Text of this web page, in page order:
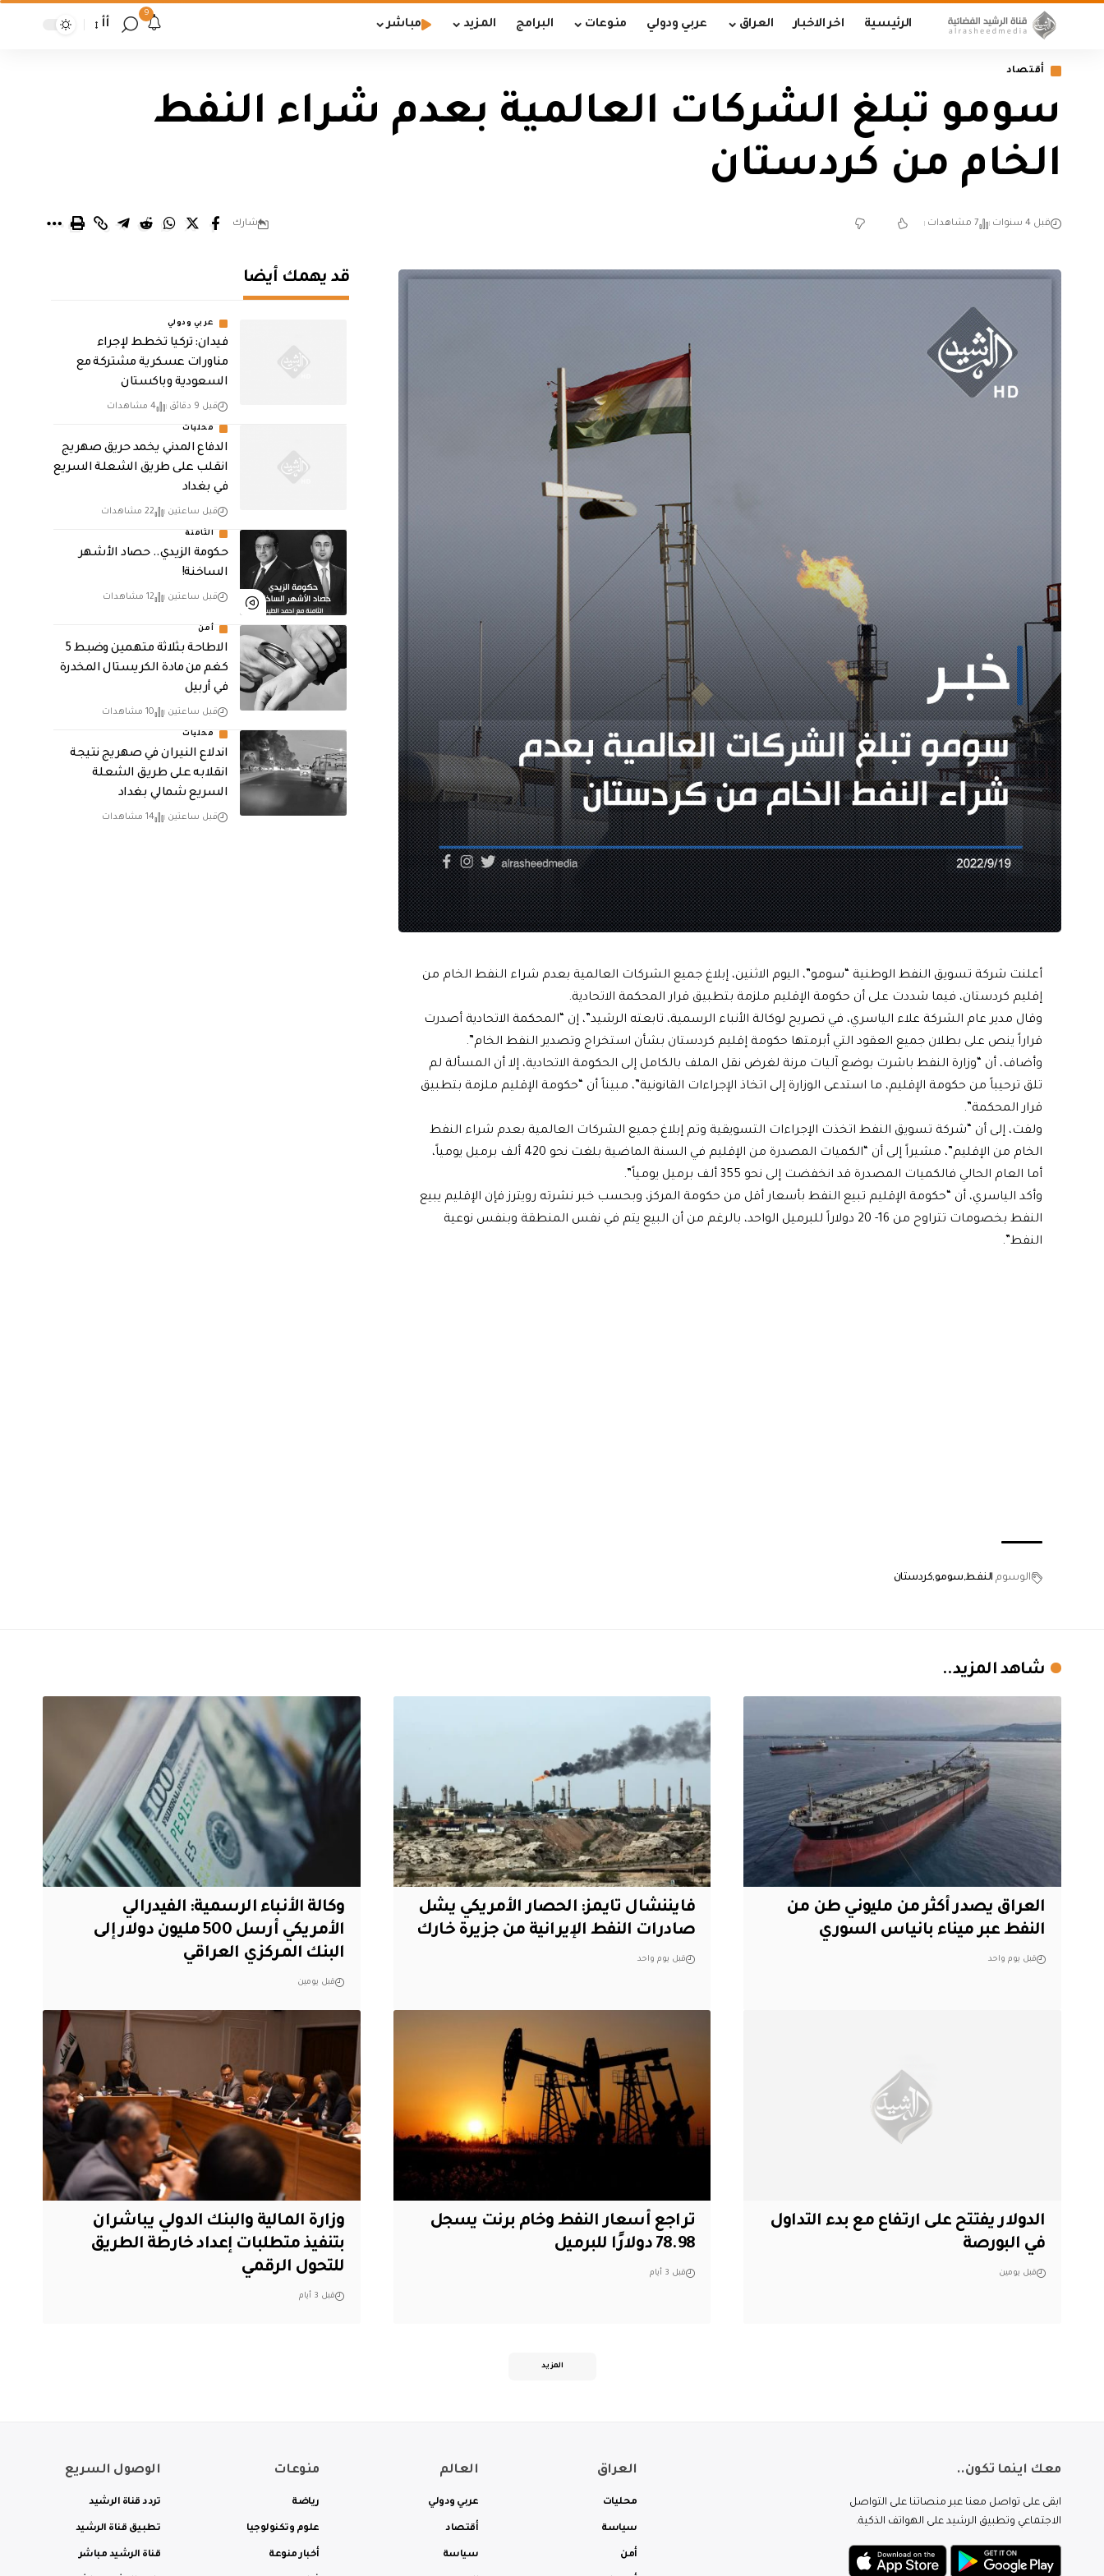
الرئيسية اخر الاخبار العراق عربي ودولي منوعات البرامج المزيد مباشر
9
أأ
أقتصاد
سومو تبلغ الشركات العالمية بعدم شراء النفط
الخام من كردستان
قبل 4 سنوات 7 مشاهدات شارك
أعلنت شركة تسويق النفط الوطنية “سومو”، اليوم الاثنين، إبلاغ جميع الشركات العالمية بعدم شراء النفط الخام من
إقليم كردستان، فيما شددت على أن حكومة الإقليم ملزمة بتطبيق قرار المحكمة الاتحادية.
وقال مدير عام الشركة علاء الياسري، في تصريح لوكالة الأنباء الرسمية، تابعته الرشيد”، إن “المحكمة الاتحادية أصدرت
قراراً ينص على بطلان جميع العقود التي أبرمتها حكومة إقليم كردستان بشأن استخراج وتصدير النفط الخام”.
وأضاف، أن “وزارة النفط باشرت بوضع آليات مرنة لغرض نقل الملف بالكامل إلى الحكومة الاتحادية، إلا أن المسألة لم
تلق ترحيباً من حكومة الإقليم، ما استدعى الوزارة إلى اتخاذ الإجراءات القانونية”، مبيناً أن “حكومة الإقليم ملزمة بتطبيق
قرار المحكمة”.
ولفت، إلى أن “شركة تسويق النفط اتخذت الإجراءات التسويقية وتم إبلاغ جميع الشركات العالمية بعدم شراء النفط
الخام من الإقليم”، مشيراً إلى أن “الكميات المصدرة من الإقليم في السنة الماضية بلغت نحو 420 ألف برميل يومياً،
أما العام الحالي فالكميات المصدرة قد انخفضت إلى نحو 355 ألف برميل يومياً”.
وأكد الياسري، أن “حكومة الإقليم تبيع النفط بأسعار أقل من حكومة المركز، وبحسب خبر نشرته رويترز فإن الإقليم يبيع
النفط بخصومات تتراوح من 16- 20 دولاراً للبرميل الواحد، بالرغم من أن البيع يتم في نفس المنطقة وبنفس نوعية
النفط”.
الوسوم النفط سومو كردستان
قد يهمك أيضا
عربي ودولي
فيدان: تركيا تخطط لإجراء
مناورات عسكرية مشتركة مع
السعودية وباكستان
قبل 9 دقائق 4 مشاهدات
محليات
الدفاع المدني يخمد حريق صهريج
انقلب على طريق الشعلة السريع
في بغداد
قبل ساعتين 22 مشاهدات
الثامنة
حكومة الزيدي.. حصاد الأشهر
الساخنة!
قبل ساعتين 12 مشاهدات
أمن
الاطاحة بثلاثة متهمين وضبط 5
كغم من مادة الكريستال المخدرة ​
في أربيل
قبل ساعتين 10 مشاهدات
محليات
اندلاع النيران في صهريج نتيجة
انقلابه على طريق الشعلة
السريع شمالي بغداد
قبل ساعتين 14 مشاهدات
شاهد المزيد..
العراق يصدر أكثر من مليوني طن من
النفط عبر ميناء بانياس السوري
قبل يوم واحد
فايننشال تايمز: الحصار الأمريكي يشل
صادرات النفط الإيرانية من جزيرة خارك
قبل يوم واحد
وكالة الأنباء الرسمية: الفيدرالي
الأمريكي أرسل 500 مليون دولار إلى
البنك المركزي العراقي
قبل يومين
الدولار يفتتح على ارتفاع مع بدء التداول
في البورصة
قبل يومين
تراجع أسعار النفط وخام برنت يسجل
78.98 دولارًا للبرميل
قبل 3 أيام
وزارة المالية والبنك الدولي يباشران
بتنفيذ متطلبات إعداد خارطة الطريق
للتحول الرقمي
قبل 3 أيام
المزيد
معك اينما تكون..
ابقى على تواصل معنا عبر منصاتنا على التواصل
الاجتماعي وتطبيق الرشيد على الهواتف الذكية.
العراق
محليات
سياسة
أمن
العالم
عربي ودولي
أقتصاد
سياسة
منوعات
رياضة
علوم وتكنولوجيا
أخبار منوعة
الوصول السريع
تردد قناة الرشيد
تطبيق قناة الرشيد
قناة الرشيد مباشر